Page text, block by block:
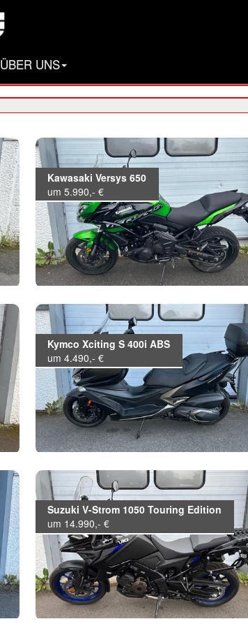
ÜBER UNS
Kawasaki Versys 650
um 5.990,- €
Kymco Xciting S 400i ABS
um 4.490,- €
Suzuki V-Strom 1050 Touring Edition
um 14.990,- €